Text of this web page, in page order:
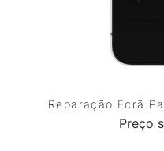
Reparação Ecrã
Preço